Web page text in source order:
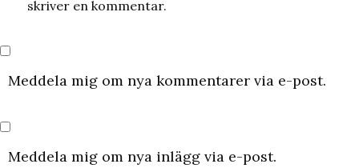
skriver en kommentar.
Meddela mig om nya kommentarer via e-post.
Meddela mig om nya inlägg via e-post.